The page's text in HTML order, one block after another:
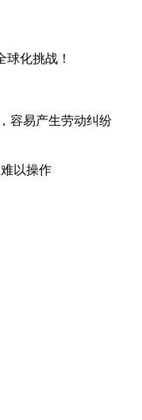
化挑战！
容易产生劳动纠纷
以操作